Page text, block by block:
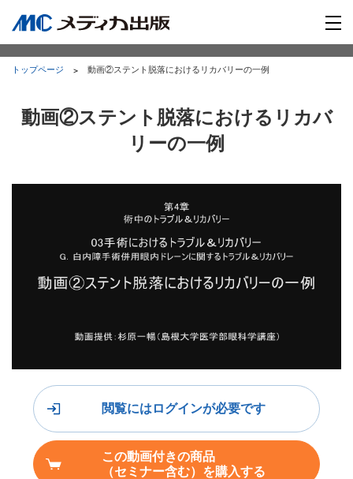
トップページ 動画②ステント脱落におけるリカバリーの一例
動画②ステント脱落におけるリカバ
リーの一例
閲覧にはログインが必要です
この動画付きの商品
（セミナー含む）を購入する